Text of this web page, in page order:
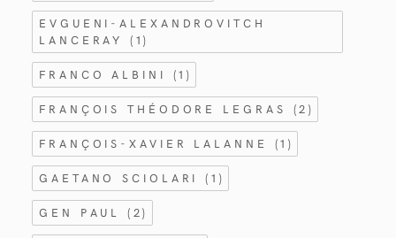
EVGUENI-ALEXANDROVITCH
LANCERAY(1)
FRANCO ALBINI (1)
FRANÇOIS THÉODORE LEGRAS (2)
FRANÇOIS-XAVIER LALANNE (1)
GAETANO SCIOLARI(1)
GEN PAUL(2)